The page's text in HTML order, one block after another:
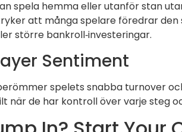
spela hemma eller utanför stan
att många spelare föredrar
större bankroll‑investeringar.
Sentiment
spelets snabba turnover
när de har kontroll över varje steg